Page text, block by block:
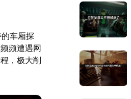
车厢探
频遭遇网
，极大削